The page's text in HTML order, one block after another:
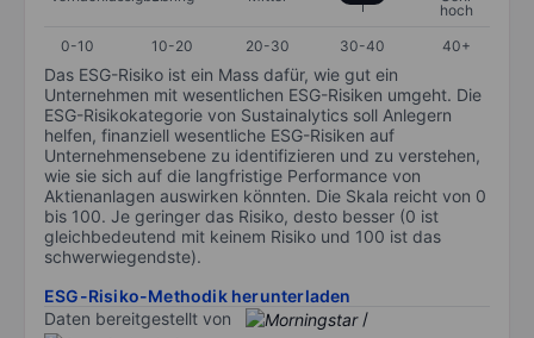
hoch
0-10
10-20 20-30 30-40 40+
Das ESG-Risiko ist ein Mass dafür, wie gut ein
Unternehmen mit wesentlichen ESG-Risiken umgeht. Die
ESG-Risikokategorie von Sustainalytics soll Anlegern
helfen, finanziell wesentliche ESG-Risiken auf
Unternehmensebene zu identifizieren und zu verstehen,
wie sie sich auf die langfristige Performance von
Aktienanlagen auswirken könnten. Die Skala reicht von 0
bis 100. Je geringer das Risiko, desto besser (0 ist
gleichbedeutend mit keinem Risiko und 100 ist das
schwerwiegendste).
ESG-Risiko-Methodik herunterladen
Daten bereitgestellt von
/